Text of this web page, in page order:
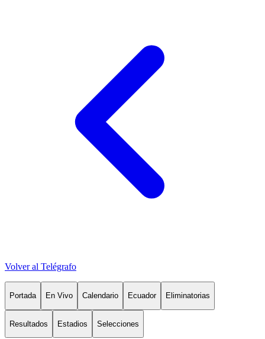
Volver al Telégrafo
Portada En Vivo Calendario Ecuador Eliminatorias
Resultados Estadios Selecciones